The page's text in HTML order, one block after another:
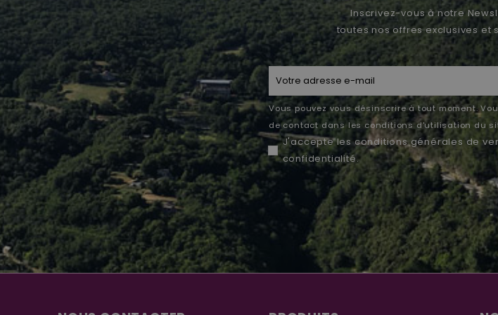
Inscrivez-vous à notre
toutes nos offres exclusives et
Vous pouvez vous désinscrire à tout moment.
de contact dans les conditions d'utilisation du
J'accepte lesconditions générales de
confidentialité.